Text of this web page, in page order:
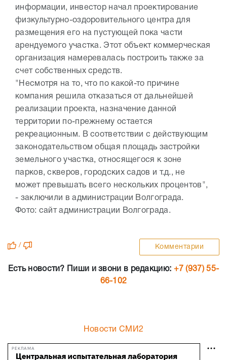
информации, инвестор начал проектирование
физкультурно-оздоровительного центра для
размещения его на пустующей пока части
арендуемого участка. Этот объект коммерческая
организация намеревалась построить также за
счет собственных средств.
"Несмотря на то, что по какой-то причине
компания решила отказаться от дальнейшей
реализации проекта, назначение данной
территории по-прежнему остается
рекреационным. В соответствии с действующим
законодательством общая площадь застройки
земельного участка, относящегося к зоне
парков, скверов, городских садов и т.д., не
может превышать всего нескольких процентов",
- заключили в администрации Волгограда.
Фото: сайт администрации Волгограда.
/ Комментарии
Есть новости? Пиши и звони в редакцию: +7 (937) 55-
66-102
Новости СМИ2
РЕКЛАМА